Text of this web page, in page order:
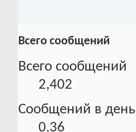
Всего сообщений
Всего сообщений
2,402
Сообщений в день
0.36